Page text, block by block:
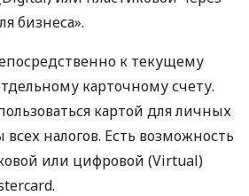
бизнеса».
к текущему
карточному счету.
картой для личных
налогов. Есть возможность
или цифровой (Virtual)